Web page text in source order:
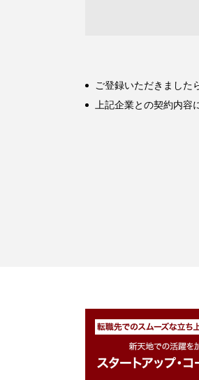
ご登録いただきました
上記企業との契約内容